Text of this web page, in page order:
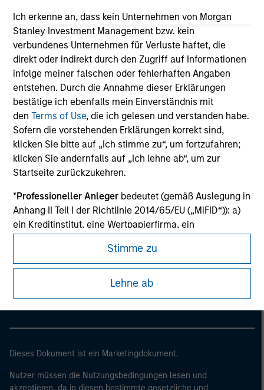
Ich erkenne an, dass kein Unternehmen von Morgan
Stanley Investment Management bzw. kein
verbundenes Unternehmen für Verluste haftet, die
direkt oder indirekt durch den Zugriff auf Informationen
infolge meiner falschen oder fehlerhaften Angaben
entstehen. Durch die Annahme dieser Erklärungen
bestätige ich ebenfalls mein Einverständnis mit
denTerms of Use, die ich gelesen und verstanden habe.
Sofern die vorstehenden Erklärungen korrekt sind,
klicken Sie bitte auf „Ich stimme zu“, um fortzufahren;
klicken Sie andernfalls auf „Ich lehne ab“, um zur
Startseite zurückzukehren.
*Professioneller Anleger bedeutet (gemäß Auslegung in
Anhang II Teil I der Richtlinie 2014/65/EU („MiFID“)): a)
ein Kreditinstitut, eine Wertpapierfirma, ein
Versicherungsgesellschaft, ein Organismus für
gemeinsame Anlagen oder dessen
Verwaltungsgesellschaft, ein Pensionsfonds oder
dessen Verwaltungsgesellschaft, ein Warenhändler
oder Waren-Derivatehändler oder ein sonstiger
beaufsichtigt werden muss; b) ein Großunternehmen,
Größenanforderungen auf Unternehmensbasis erfüllt: (i)
Stimme zu
Lehne ab
securities, insurance or other laws of such jurisdiction.
All investing involves risks, including a loss of principal.
Please refer to the strategy detail page for important
information on the strategy, including additional risk
considerations.
Morgan Stanley Careers
Dieses Dokument ist ein Marketingdokument.
Nutzer müssen die Nutzungsbedingungen lesen und